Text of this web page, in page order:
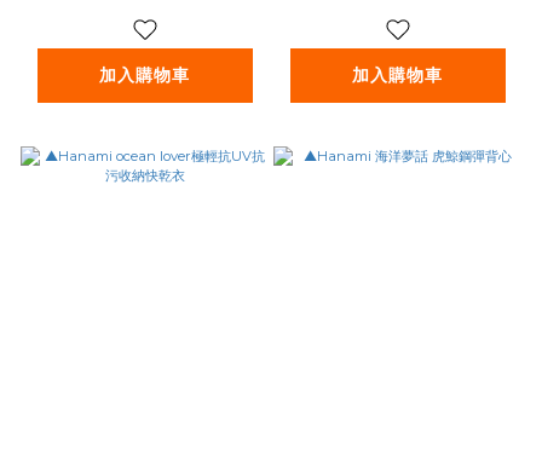
加入購物車 加入購物車